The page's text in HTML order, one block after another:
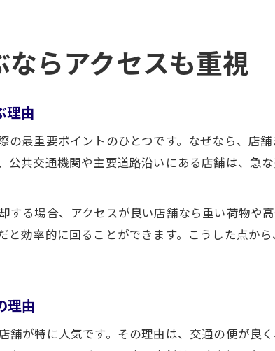
らアクセスも重視
理由
の最重要ポイントのひとつです。なぜなら、店
公共交通機関や主要道路沿いにある店舗は、急
する場合、アクセスが良い店舗なら重い荷物や
と効率的に回ることができます。こうした点か
理由
舗が特に人気です。その理由は、交通の便が良